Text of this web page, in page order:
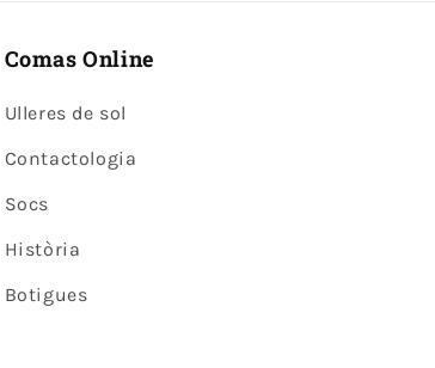
Comas Online
Ulleres de sol
Contactologia
Socs
Història
Botigues